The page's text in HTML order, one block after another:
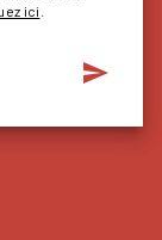
ici
send